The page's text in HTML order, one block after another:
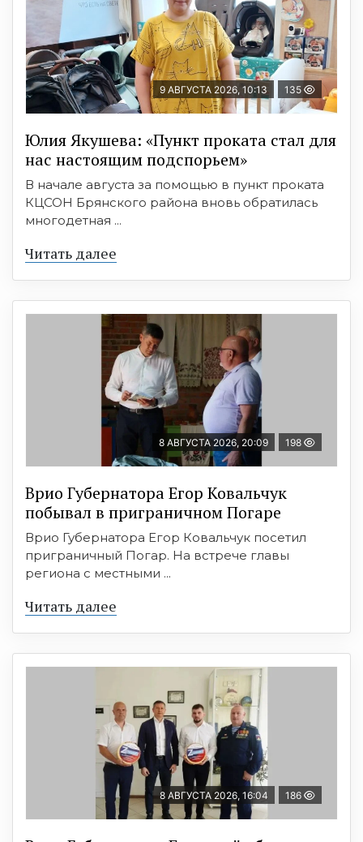
9 АВГУСТА 2026, 10:13 135
Юлия Якушева: «Пункт проката стал для
нас настоящим подспорьем»
В начале августа за помощью в пункт проката
КЦСОН Брянского района вновь обратилась
многодетная ...
Читать далее
8 АВГУСТА 2026, 20:09 198
Врио Губернатора Егор Ковальчук
побывал в приграничном Погаре
Врио Губернатора Егор Ковальчук посетил
приграничный Погар. На встрече главы
региона с местными ...
Читать далее
8 АВГУСТА 2026, 16:04 186